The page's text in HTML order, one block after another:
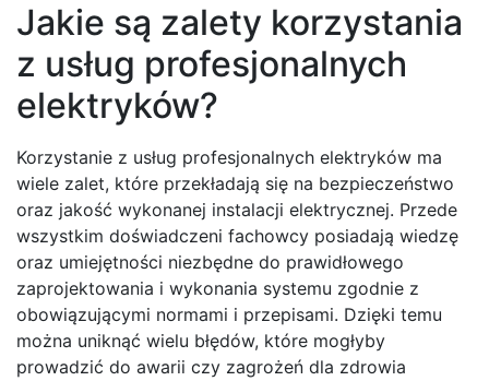
Jakie są zalety korzystania
z usług profesjonalnych
elektryków?
Korzystanie z usług profesjonalnych elektryków ma
wiele zalet, które przekładają się na bezpieczeństwo
oraz jakość wykonanej instalacji elektrycznej. Przede
wszystkim doświadczeni fachowcy posiadają wiedzę
oraz umiejętności niezbędne do prawidłowego
zaprojektowania i wykonania systemu zgodnie z
obowiązującymi normami i przepisami. Dzięki temu
można uniknąć wielu błędów, które mogłyby
prowadzić do awarii czy zagrożeń dla zdrowia